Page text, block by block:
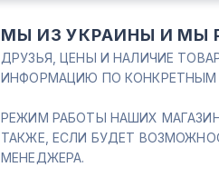
МЫ ИЗ УКРАИНЫ И МЫ
ДРУЗЬЯ, ЦЕНЫ И НАЛИЧИЕ
ИНФОРМАЦИЮ ПО КОНКРЕТНЫМ
РЕЖИМ РАБОТЫ НАШИХ
ТАКЖЕ, ЕСЛИ БУДЕТ
МЕНЕДЖЕРА.